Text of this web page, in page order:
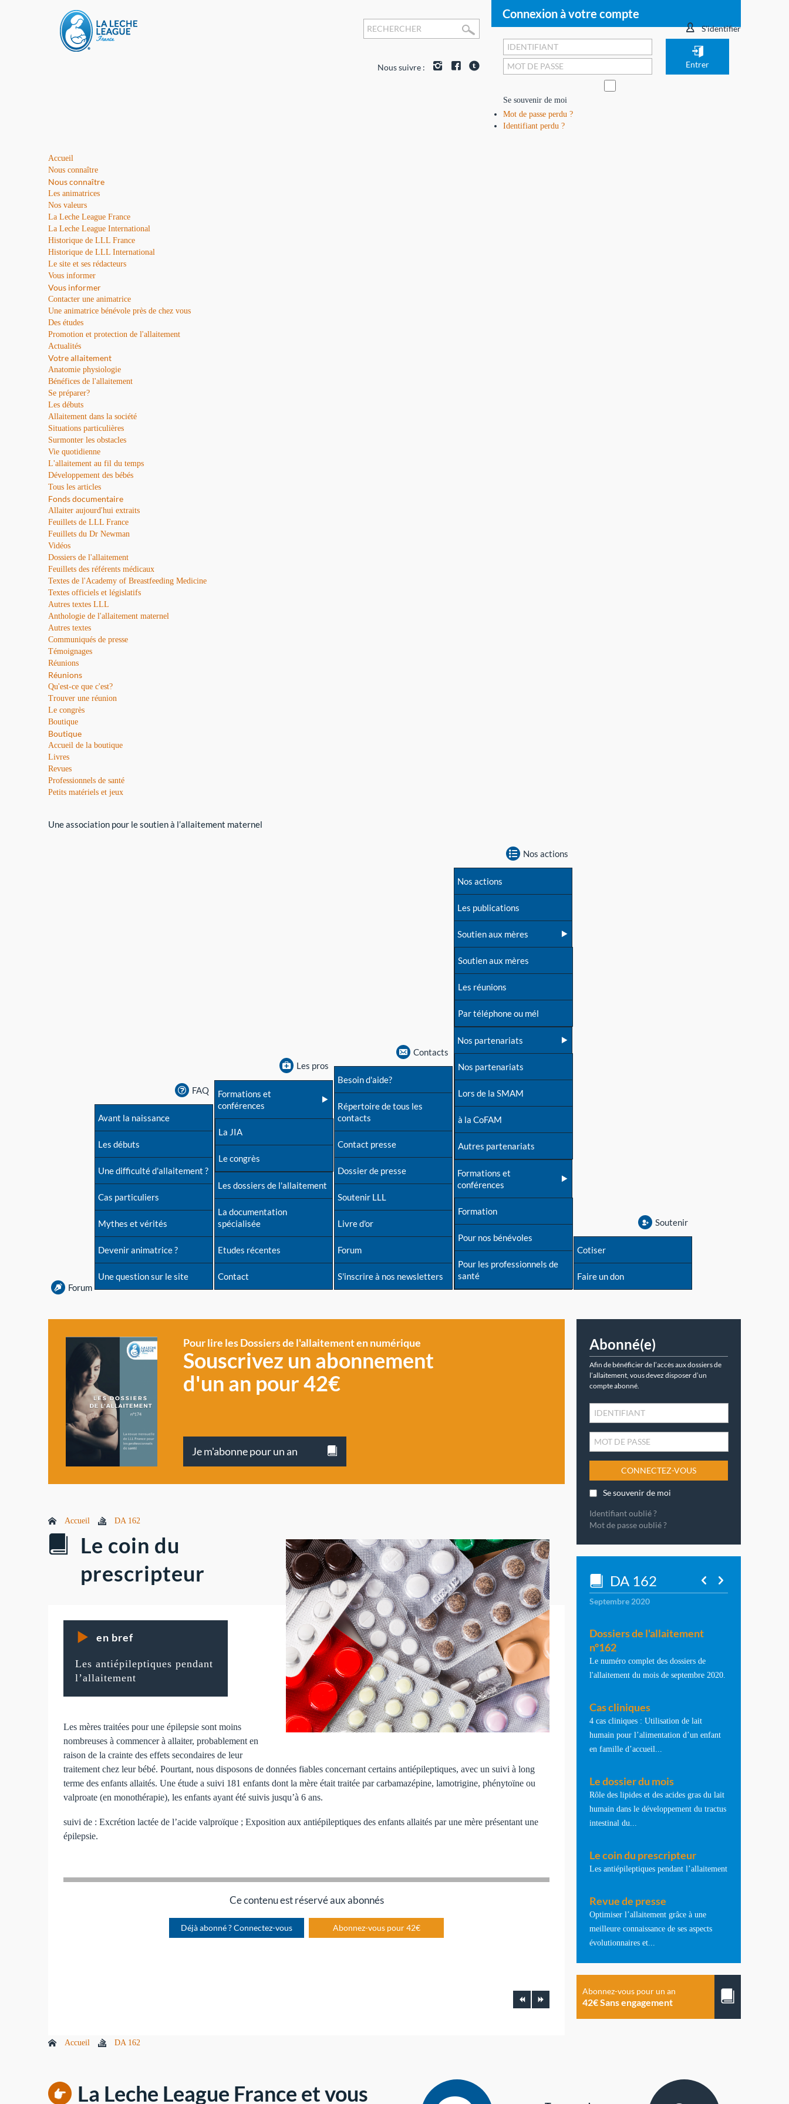
S'identifier
Connexion à votre compte
Se souvenir de moi
Mot de passe perdu ?
Identifiant perdu ?
Nous suivre :
Accueil
Nous connaître
Nous connaître
Les animatrices
Nos valeurs
La Leche League France
La Leche League International
Historique de LLL France
Historique de LLL International
Le site et ses rédacteurs
Vous informer
Vous informer
Contacter une animatrice
Une animatrice bénévole près de chez vous
Des études
Promotion et protection de l'allaitement
Actualités
Votre allaitement
Anatomie physiologie
Bénéfices de l'allaitement
Se préparer?
Les débuts
Allaitement dans la société
Situations particulières
Surmonter les obstacles
Vie quotidienne
L'allaitement au fil du temps
Développement des bébés
Tous les articles
Fonds documentaire
Allaiter aujourd'hui extraits
Feuillets de LLL France
Feuillets du Dr Newman
Vidéos
Dossiers de l'allaitement
Feuillets des référents médicaux
Textes de l'Academy of Breastfeeding Medicine
Textes officiels et législatifs
Autres textes LLL
Anthologie de l'allaitement maternel
Autres textes
Communiqués de presse
Témoignages
Réunions
Réunions
Qu'est-ce que c'est?
Trouver une réunion
Le congrès
Boutique
Boutique
Accueil de la boutique
Livres
Revues
Professionnels de santé
Petits matériels et jeux
Une association pour le soutien à l’allaitement maternel
Forum
FAQ
Avant la naissance
Les débuts
Une difficulté d'allaitement ?
Cas particuliers
Mythes et vérités
Devenir animatrice ?
Une question sur le site
Les pros
Formations et
conférences
La JIA
Le congrès
Les dossiers de l'allaitement
La documentation
spécialisée
Etudes récentes
Contact
Contacts
Besoin d'aide?
Répertoire de tous les
contacts
Contact presse
Dossier de presse
Soutenir LLL
Livre d'or
Forum
S'inscrire à nos newsletters
Nos actions
Nos actions
Les publications
Soutien aux mères
Soutien aux mères
Les réunions
Par téléphone ou mél
Nos partenariats
Nos partenariats
Lors de la SMAM
à la CoFAM
Autres partenariats
Formations et
conférences
Formation
Pour nos bénévoles
Pour les professionnels de
santé
Soutenir
Cotiser
Faire un don
Pour lire les Dossiers de l'allaitement en numérique
Souscrivez un abonnement
d'un an pour 42€
Je m'abonne pour un an
Accueil DA 162
Le coin du
prescripteur
en bref
Les antiépileptiques pendant
l’allaitement
Les mères traitées pour une épilepsie sont moins
nombreuses à commencer à allaiter, probablement en
raison de la crainte des effets secondaires de leur
traitement chez leur bébé. Pourtant, nous disposons de données fiables concernant certains antiépileptiques, avec un suivi à long
terme des enfants allaités. Une étude a suivi 181 enfants dont la mère était traitée par carbamazépine, lamotrigine, phénytoïne ou
valproate (en monothérapie), les enfants ayant été suivis jusqu’à 6 ans.
suivi de : Excrétion lactée de l’acide valproïque ; Exposition aux antiépileptiques des enfants allaités par une mère présentant une
épilepsie.
Ce contenu est réservé aux abonnés
Déjà abonné ? Connectez-vous Abonnez-vous pour 42€
Accueil DA 162
Abonné(e)
Afin de bénéficier de l’accès aux dossiers de
l’allaitement, vous devez disposer d’un
compte abonné.
CONNECTEZ-VOUS
Se souvenir de moi
Identifiant oublié ?
Mot de passe oublié ?
DA 162
Septembre 2020
Dossiers de l'allaitement
n°162
Le numéro complet des dossiers de
l'allaitement du mois de septembre 2020.
Cas cliniques
4 cas cliniques : Utilisation de lait
humain pour l’alimentation d’un enfant
en famille d’accueil...
Le dossier du mois
Rôle des lipides et des acides gras du lait
humain dans le développement du tractus
intestinal du...
Le coin du prescripteur
Les antiépileptiques pendant l’allaitement
Revue de presse
Optimiser l’allaitement grâce à une
meilleure connaissance de ses aspects
évolutionnaires et...
Abonnez-vous pour un an
42€ Sans engagement
La Leche League France et vous